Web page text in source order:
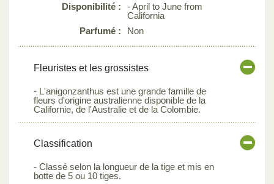
Disponibilité :
- April to June from
California
Parfumé :
Non
Fleuristes et les grossistes
- L'anigonzanthus est une grande famille de
fleurs d'origine australienne disponible de la
Californie, de l'Australie et de la Colombie.
Classification
- Classé selon la longueur de la tige et mis en
botte de 5 ou 10 tiges.